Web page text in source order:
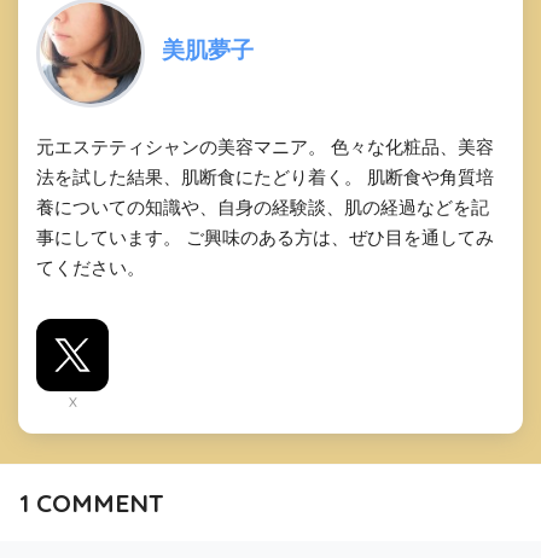
美肌夢子
元エステティシャンの美容マニア。 色々な化粧品、美容
法を試した結果、肌断食にたどり着く。 肌断食や角質培
養についての知識や、自身の経験談、肌の経過などを記
事にしています。 ご興味のある方は、ぜひ目を通してみ
てください。
X
1 COMMENT